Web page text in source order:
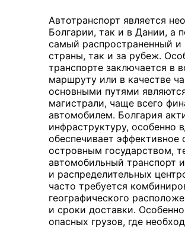
Автотранспорт является
Болгарии, так и в Дании, а
самый распространенный и
страны, так и за рубеж.
транспорте заключается в
маршруту или в качестве
основными путями
магистрали, чаще всего
автомобилем. Болгария
инфраструктуру, особенно
обеспечивает
островным государством,
автомобильный транспорт
и распределительных
часто требуется
географического
и сроки доставки.
опасных грузов, где